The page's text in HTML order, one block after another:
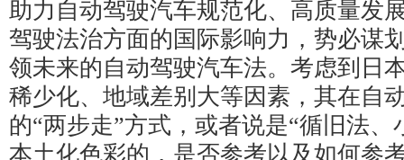
助力自动驾驶汽车规范化、高质量发
驾驶法治方面的国际影响力，势必谋
领未来的自动驾驶汽车法。考虑到日
稀少化、地域差别大等因素，其在自
的“两步走”方式，或者说是“循旧法、
本土化色彩的，是否参考以及如何参